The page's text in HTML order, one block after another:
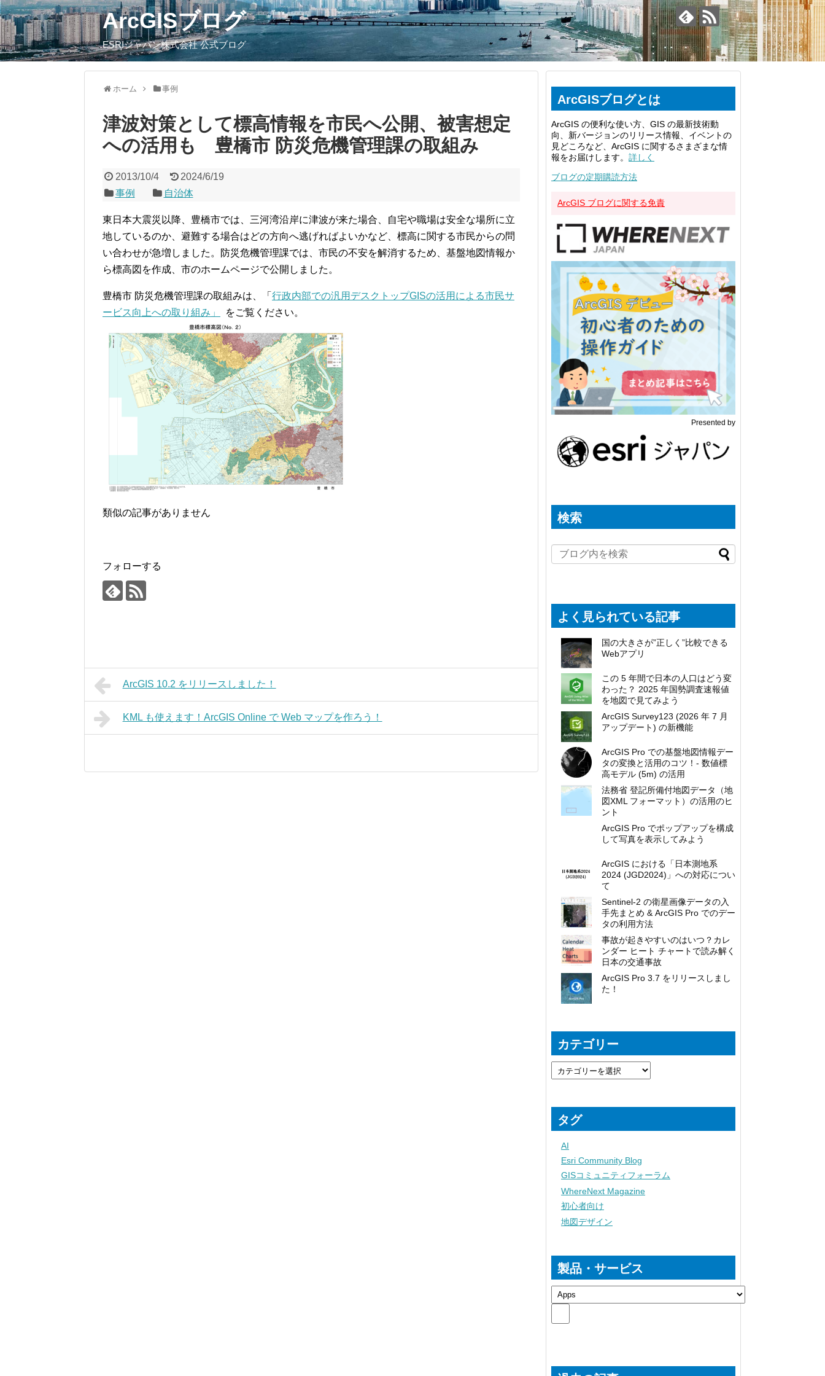
ArcGISブログ
ESRIジャパン株式会社 公式ブログ
ホーム 事例
津波対策として標高情報を市民へ公開、被害想定
への活用も 豊橋市 防災危機管理課の取組み
2013/10/4
2024/6/19
事例
自治体
東日本大震災以降、豊橋市では、三河湾沿岸に津波が来た場合、自宅や職場は安全な場所に立
地しているのか、避難する場合はどの方向へ逃げればよいかなど、標高に関する市民からの問
い合わせが急増しました。防災危機管理課では、市民の不安を解消するため、基盤地図情報か
ら標高図を作成、市のホームページで公開しました。
豊橋市 防災危機管理課の取組みは、「 行政内部での汎用デスクトップGISの活用による市民サ
ービス向上への取り組み」
をご覧ください。
類似の記事がありません
フォローする
ArcGIS 10.2 をリリースしました！
KML も使えます！ArcGIS Online で Web マップを作ろう！
ArcGISブログとは
ArcGIS の便利な使い方、GIS の最新技術動
向、新バージョンのリリース情報、イベントの
見どころなど、ArcGIS に関するさまざまな情
報をお届けします。 詳しく
ブログの定期購読方法
ArcGIS ブログに関する免責
Presented by
検索
よく見られている記事
国の大きさが”正しく”比較できる
Webアプリ
この 5 年間で日本の人口はどう変
わった？ 2025 年国勢調査速報値
を地図で見てみよう
ArcGIS Survey123 (2026 年 7 月
アップデート) の新機能
ArcGIS Pro での基盤地図情報デー
タの変換と活用のコツ！- 数値標
高モデル (5m) の活用
法務省 登記所備付地図データ（地
図XML フォーマット）の活用のヒ
ント
ArcGIS Pro でポップアップを構成
して写真を表示してみよう
ArcGIS における「日本測地系
2024 (JGD2024)」への対応につい
て
Sentinel-2 の衛星画像データの入
手先まとめ & ArcGIS Pro でのデー
タの利用方法
事故が起きやすいのはいつ？カレ
ンダー ヒート チャートで読み解く
日本の交通事故
ArcGIS Pro 3.7 をリリースしまし
た！
カテゴリー
タグ
AI
Esri Community Blog
GISコミュニティフォーラム
WhereNext Magazine
初心者向け
地図デザイン
製品・サービス